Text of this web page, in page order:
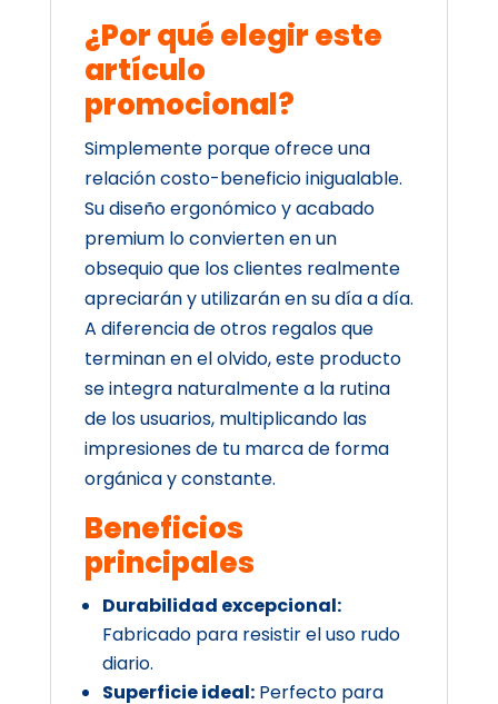
¿Por qué elegir este
artículo
promocional?
Simplemente porque ofrece una
relación costo-beneficio inigualable.
Su diseño ergonómico y acabado
premium lo convierten en un
obsequio que los clientes realmente
apreciarán y utilizarán en su día a día.
A diferencia de otros regalos que
terminan en el olvido, este producto
se integra naturalmente a la rutina
de los usuarios, multiplicando las
impresiones de tu marca de forma
orgánica y constante.
Beneficios
principales
Durabilidad excepcional:
Fabricado para resistir el uso rudo
diario.
Superficie ideal:Perfecto para